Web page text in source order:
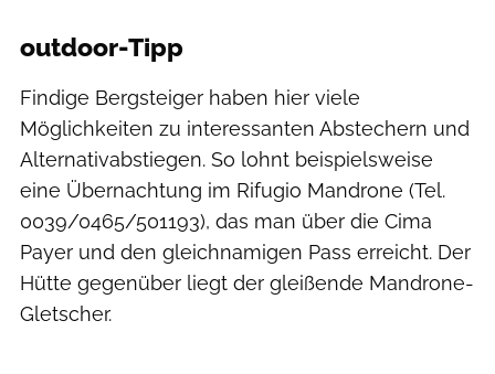
outdoor-Tipp
Findige Bergsteiger haben hier viele
Möglichkeiten zu interessanten Abstechern und
Alternativabstiegen. So lohnt beispielsweise
eine Übernachtung im Rifugio Mandrone (Tel.
0039/0465/501193), das man über die Cima
Payer und den gleichnamigen Pass erreicht. Der
Hütte gegenüber liegt der gleißende Mandrone-
Gletscher.